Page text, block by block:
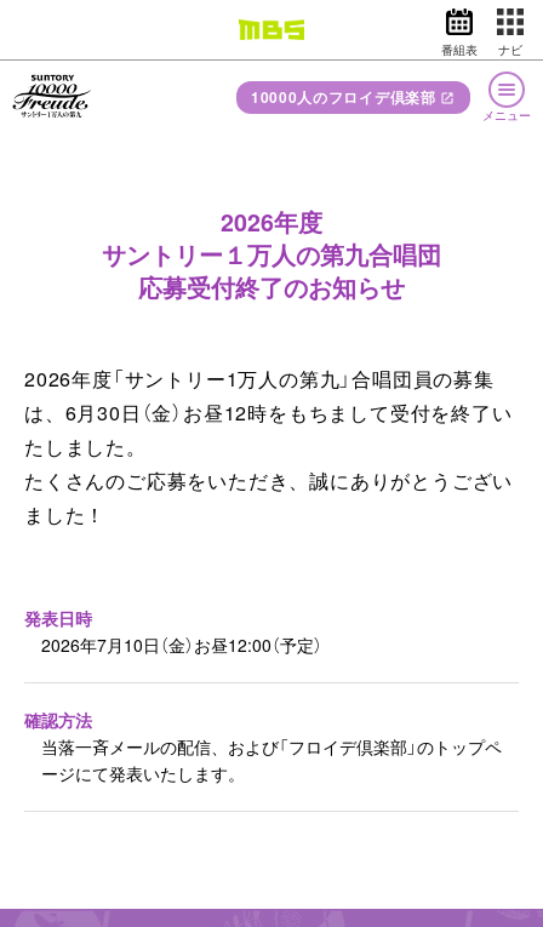
バラエティ
動画イズム ニュース
映画 アナウンサー
グッズ
番組表 ナビ
ご参加について
動画投稿
リモート レッスン
公式グッズ
１万人の第九の歴史
English
お問い合わせ
X Instagram
10000人のフロイデ倶楽部
メニュー
2026年度
サントリー１万人の第九合唱団
応募受付終了のお知らせ
2026年度「サントリー1万人の第九」合唱団員の募集
は、 6月30日（金）お昼12時をもちまして受付を終了い
たしました。
たくさんのご応募をいただき、誠にありがとうござい
ました！
発表日時
2026年7月10日（金）お昼12:00（予定）
確認方法
当落一斉メールの配信、および「フロイデ倶楽部」のトップペ
ージにて発表いたします。